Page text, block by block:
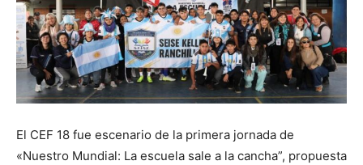
El CEF 18 fue escenario de la primera jornada de
«Nuestro Mundial: La escuela sale a la cancha”, propuesta